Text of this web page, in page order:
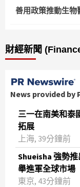
善用政策推動生物
財經新聞
News provided by
三一在南美和泰
拓展
上海, 39分鐘前
Shueisha 強勢推
舉進軍全球市場
東京, 43分鐘前